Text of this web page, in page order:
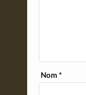
Nom*